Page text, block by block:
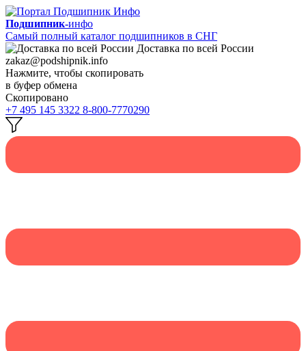
Подшипник-инфо
Самый полный каталог подшипников в СНГ
Доставка по всей России
zakaz@podshipnik.info
Нажмите, чтобы скопировать
в буфер обмена
Скопировано
+7 495 145 3322 8-800-7770290